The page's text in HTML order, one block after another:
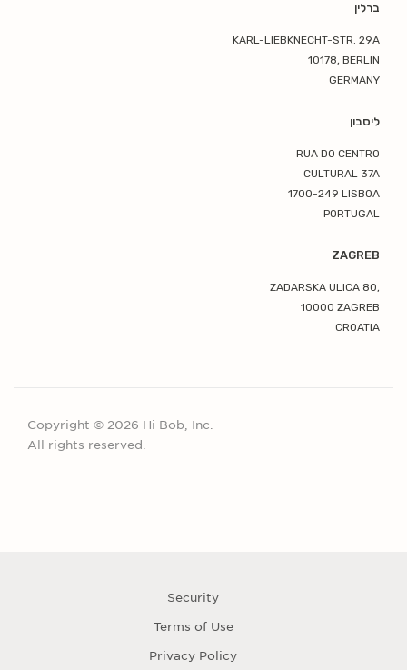
ברלין
KARL-LIEBKNECHT-STR. 29A
10178, BERLIN
GERMANY
ליסבון
RUA DO CENTRO
CULTURAL 37A
1700-249 LISBOA
PORTUGAL
ZAGREB
ZADARSKA ULICA 80,
10000 ZAGREB
CROATIA
Copyright © 2026 Hi Bob, Inc.
All rights reserved.
Security
Terms of Use
Privacy Policy